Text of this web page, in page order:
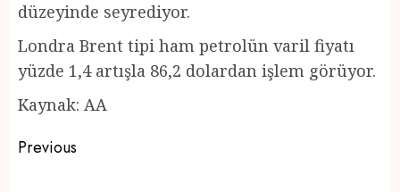
düzeyinde seyrediyor.
Londra Brent tipi ham petrolün varil fiyatı
yüzde 1,4 artışla 86,2 dolardan işlem görüyor.
Kaynak: AA
Post
Previous